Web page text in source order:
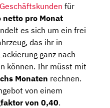
Geschäftskunden für
netto pro Monat
es sich um ein frei
das ihr in
ganz nach
können. Ihr müsst mit
Monaten rechnen.
von einem
von 0,40.